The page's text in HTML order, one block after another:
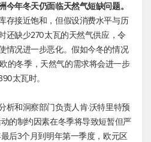
年冬天仍面临天然气短缺问题。
存接近饱和，但假设消费水平与历
还缺少270太瓦的天然气供应，令
情况进一步恶化。假如今冬的情况
的冬季，天然气的需求将会进一步
太瓦时。
析和洞察部门负责人肯·沃特里特预
的制约因素在冬季将导致短暂但严
后3个月到明年第一季度，欧元区